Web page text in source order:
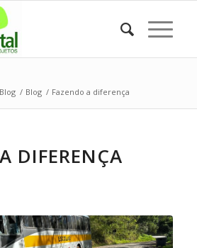
Blog / Blog / Fazendo a diferença
DIFERENÇA